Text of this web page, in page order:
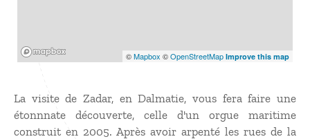
©Mapbox ©OpenStreetMap Improve this map
La visite de Zadar, en Dalmatie, vous fera faire une
étonnnate découverte, celle d'un orgue maritime
construit en 2005. Après avoir arpenté les rues de la